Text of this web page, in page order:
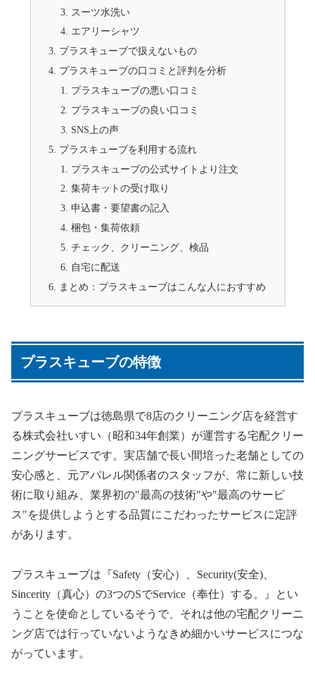
スーツ水洗い
エアリーシャツ
プラスキューブで扱えないもの
プラスキューブの口コミと評判を分析
プラスキューブの悪い口コミ
プラスキューブの良い口コミ
SNS上の声
プラスキューブを利用する流れ
プラスキューブの公式サイトより注文
集荷キットの受け取り
申込書・要望書の記入
梱包・集荷依頼
チェック、クリーニング、検品
自宅に配送
まとめ：プラスキューブはこんな人におすすめ
プラスキューブの特徴
プラスキューブは徳島県で8店のクリーニング店を経営す
る株式会社いすい（昭和34年創業）が運営する宅配クリー
ニングサービスです。実店舗で長い間培った老舗としての
安心感と、元アパレル関係者のスタッフが、常に新しい技
術に取り組み、業界初の"最高の技術"や"最高のサービ
ス"を提供しようとする品質にこだわったサービスに定評
があります。
プラスキューブは『Safety（安心）、Security(安全)、
Sincerity（真心）の3つのSでService（奉仕）する。』とい
うことを使命としているそうで、それは他の宅配クリーニ
ング店では行っていないようなきめ細かいサービスにつな
がっています。